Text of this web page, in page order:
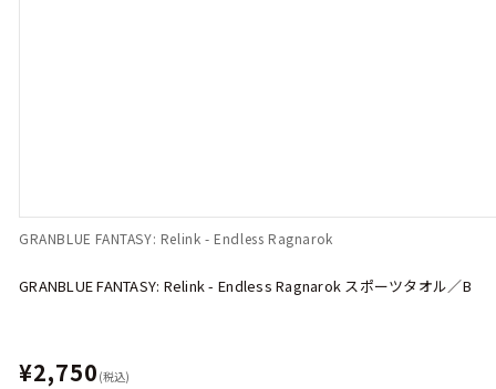
GRANBLUE FANTASY: Relink - Endless Ragnarok
GRANBLUE FANTASY: Relink - Endless Ragnarok スポーツタオル／B
¥2,750 (税込)